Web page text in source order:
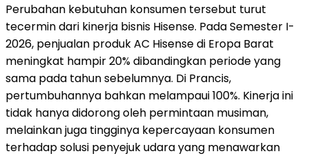
Perubahan kebutuhan konsumen tersebut turut
tecermin dari kinerja bisnis Hisense. Pada Semester I-
2026, penjualan produk AC Hisense di Eropa Barat
meningkat hampir 20% dibandingkan periode yang
sama pada tahun sebelumnya. Di Prancis,
pertumbuhannya bahkan melampaui 100%. Kinerja ini
tidak hanya didorong oleh permintaan musiman,
melainkan juga tingginya kepercayaan konsumen
terhadap solusi penyejuk udara yang menawarkan